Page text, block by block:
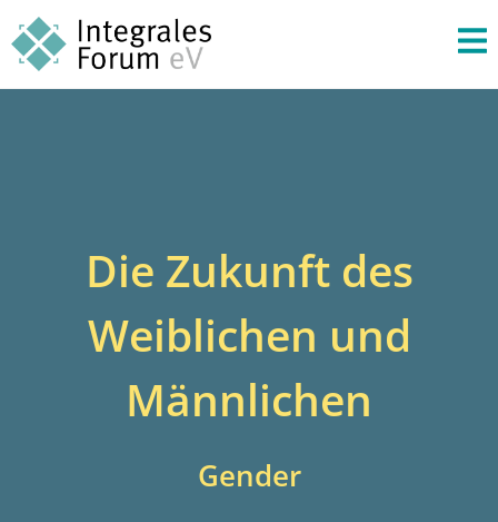
Die Zukunft des
Weiblichen und
Männlichen
Gender